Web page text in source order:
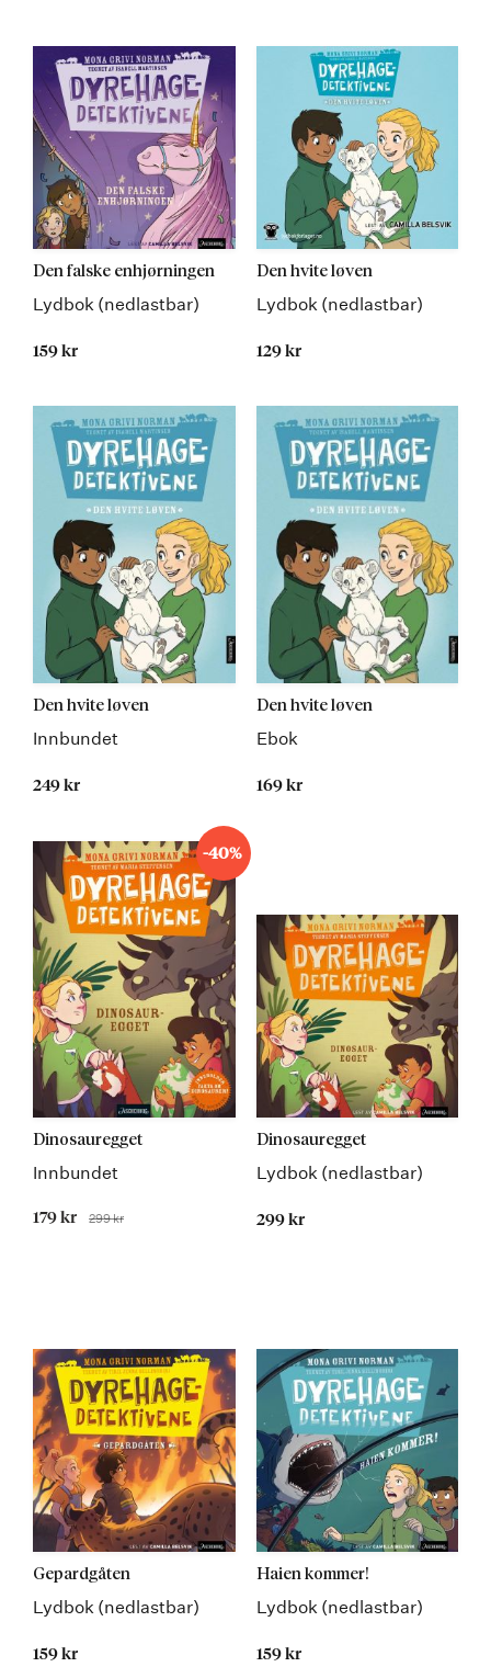
Den falske enhjørningen
Lydbok (nedlastbar)
159 kr
Den hvite løven
Lydbok (nedlastbar)
129 kr
Den hvite løven
Innbundet
249 kr
Den hvite løven
Ebok
169 kr
-40%
Dinosauregget
Innbundet
Tilbudspris
179 kr Før
299 kr
Dinosauregget
Lydbok (nedlastbar)
299 kr
Gepardgåten
Lydbok (nedlastbar)
159 kr
Haien kommer!
Lydbok (nedlastbar)
159 kr